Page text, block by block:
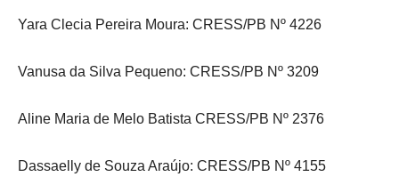
Yara Clecia Pereira Moura: CRESS/PB Nº 4226
Vanusa da Silva Pequeno: CRESS/PB Nº 3209
Aline Maria de Melo Batista CRESS/PB Nº 2376
Dassaelly de Souza Araújo: CRESS/PB Nº 4155